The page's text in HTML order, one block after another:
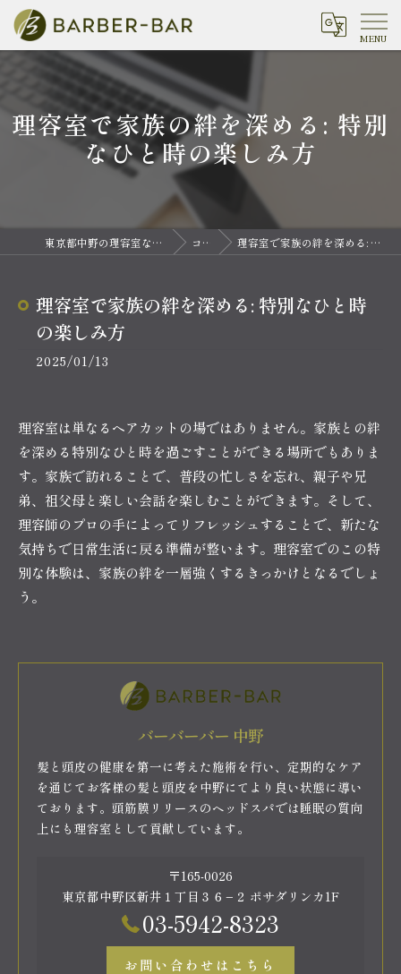
理容室で家族の絆を深める: 特別
なひと時の楽しみ方
東京都中野の理容室ならバーバーバー 中野 コラム 理容室で家族の絆を深める: 特別なひと時の楽しみ方
理容室で家族の絆を深める: 特別なひと時
の楽しみ方
2025/01/13
理容室は単なるヘアカットの場ではありません。家族との絆
を深める特別なひと時を過ごすことができる場所でもありま
す。家族で訪れることで、普段の忙しさを忘れ、親子や兄
弟、祖父母と楽しい会話を楽しむことができます。そして、
理容師のプロの手によってリフレッシュすることで、新たな
気持ちで日常生活に戻る準備が整います。理容室でのこの特
別な体験は、家族の絆を一層強くするきっかけとなるでしょ
う。
バーバーバー 中野
髪と頭皮の健康を第一に考えた施術を行い、定期的なケア
を通じてお客様の髪と頭皮を中野にてより良い状態に導い
ております。頭筋膜リリースのヘッドスパでは睡眠の質向
上にも理容室として貢献しています。
〒165-0026
東京都中野区新井１丁目３６−２ ポサダリンカ1F
03-5942-8323
お問い合わせはこちら